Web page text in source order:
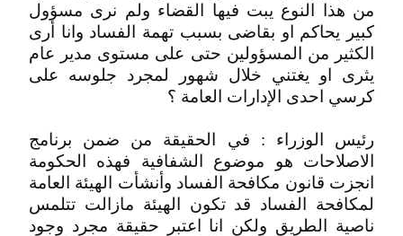
من هذا النوع يبت فيها القضاء ولم نرى مسؤول
كبير يحاكم او بقاضى بسبب تهمة الفساد وانا أرى
الكثير من المسؤولين حتى على مستوى مدير عام
يثرى او يغتني خلال شهور لمجرد جلوسه على
كرسي احدى الإدارات العامة ؟
رئيس الوزراء : في الحقيقة من ضمن برنامج
الاصلاحات هو موضوع الشفافية فهذه الحكومة
انجزت قانون مكافحة الفساد وأنشأت الهيئة العامة
لمكافحة الفساد قد تكون الهيئة مازالت تتلمس
ناصية الطريق ولكن انا اعتبر حقيقة مجرد وجود